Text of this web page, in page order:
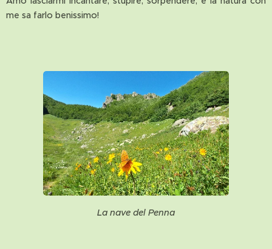
me sa farlo benissimo!
La nave del Penna